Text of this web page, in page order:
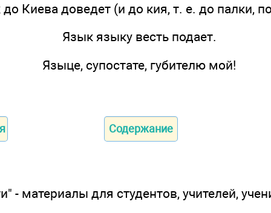
Киева доведет (и до кия, т. е. до палки,
Язык языку весть подает.
Языце, супостате, губителю мой!
Содержание
- материалы для студентов, учителей,